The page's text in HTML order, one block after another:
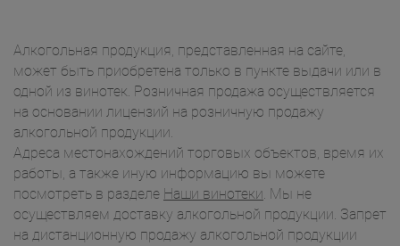
Алкогольная продукция, представленная на сайте,
может быть приобретена только в пункте выдачи или в
одной из винотек. Розничная продажа осуществляется
на основании лицензий на розничную продажу
алкогольной продукции.
Адреса местонахождений торговых объектов, время их
работы, а также иную информацию вы можете
посмотреть в разделе Наши винотеки. Мы не
осуществляем доставку алкогольной продукции. Запрет
на дистанционную продажу алкогольной продукции